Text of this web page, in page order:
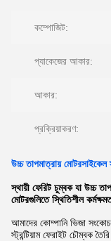
কম্পোজিট:
প্যাকেজের আকার:
আকার:
প্রক্রিয়াকরণ:
উচ্চ তাপমাত্রায় মোটরসাইকেল
স্থায়ী ফেরিট চুম্বক যা উচ্চ
মোটরগুলিতে স্থিতিশীল
আমাদের কোম্পানি ভিজা
স্ট্রন্টিয়াম ফেরাইট চৌম্বক